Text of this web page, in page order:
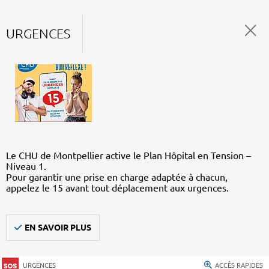
URGENCES
Le CHU de Montpellier active le Plan Hôpital en Tension –
Niveau 1.
Pour garantir une prise en charge adaptée à chacun,
appelez le 15 avant tout déplacement aux urgences.
EN SAVOIR PLUS
URGENCES ACCÈS RAPIDES